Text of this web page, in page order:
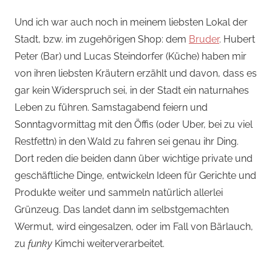
Und ich war auch noch in meinem liebsten Lokal der
Stadt, bzw. im zugehörigen Shop: dem Bruder. Hubert
Peter (Bar) und Lucas Steindorfer (Küche) haben mir
von ihren liebsten Kräutern erzählt und davon, dass es
gar kein Widerspruch sei, in der Stadt ein naturnahes
Leben zu führen. Samstagabend feiern und
Sonntagvormittag mit den Öffis (oder Uber, bei zu viel
Restfettn) in den Wald zu fahren sei genau ihr Ding.
Dort reden die beiden dann über wichtige private und
geschäftliche Dinge, entwickeln Ideen für Gerichte und
Produkte weiter und sammeln natürlich allerlei
Grünzeug. Das landet dann im selbstgemachten
Wermut, wird eingesalzen, oder im Fall von Bärlauch,
zu funky Kimchi weiterverarbeitet.